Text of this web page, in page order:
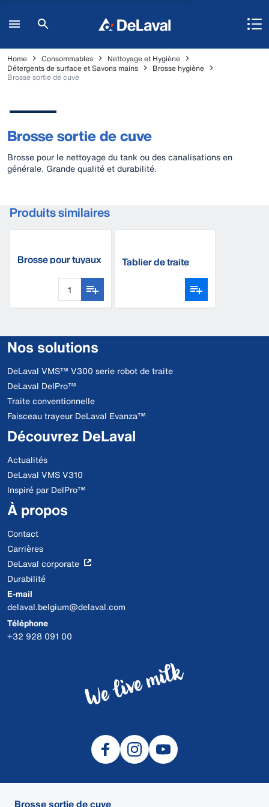
Home Consommables
Nettoyage et Hygiène
Détergents de surface et Savons mains
Brosse hygiène
Brosse sortie de cuve
Brosse sortie de cuve
Brosse pour le nettoyage du tank ou des canalisations en
générale. Grande qualité et durabilité.
Brosse sortie de cuve
Produits similaires
Brosse pour tuyaux Tablier de traite
Nos solutions
DeLaval VMS™ V300 serie robot de traite
DeLaval DelPro™
Traite conventionnelle
Faisceau trayeur DeLaval Evanza™
Découvrez DeLaval
Actualités
DeLaval VMS V310
Inspiré par DelPro™
À propos
Contact
Carrières
DeLaval corporate
Durabilité
E-mail
delaval.belgium@delaval.com
Téléphone
+32 928 091 00